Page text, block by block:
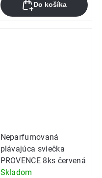
Do košíka
Neparfumovaná
plávajúca sviečka
PROVENCE 8ks červená
Skladom